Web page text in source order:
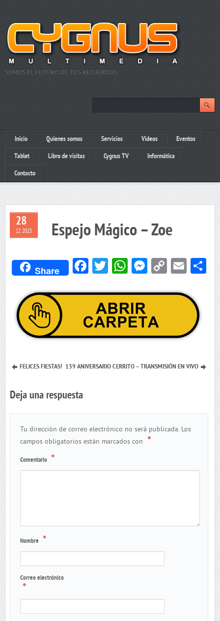
SOMOS EL FUTURO DE TUS RECUERDOS…
Inicio Quienes somos Servicios Videos Eventos
Tablet Libro de visitas Cygnus TV Informática
Contacto
28
12 2025 Espejo Mágico – Zoe
Share Facebook
Twitter
WhatsApp
Messenger
Copy
FELICES FIESTAS! 139 ANIVERSARIO CERRITO – TRANSMISIÓN EN VIVO
Deja una respuesta
Tu dirección de correo electrónico no será publicada. Los
campos obligatorios están marcados con *
Comentario *
Nombre *
Correo electrónico
*